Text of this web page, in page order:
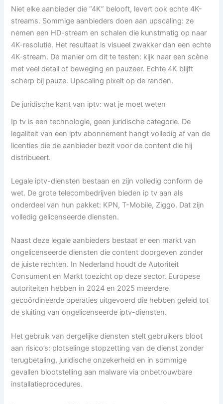
Niet elke aanbieder die “4K” belooft, levert ook echte 4K-
streams. Sommige aanbieders doen aan upscaling: ze
nemen een HD-stream en schalen die kunstmatig op naar
4K-resolutie. Het resultaat is visueel zwakker dan een echte
4K-stream. De manier om dit te testen: kijk naar een scène
met veel detail of beweging en pauzeer. Echte 4K blijft
scherp bij pauze. Upscaling pixelt op de randen.
De juridische kant van iptv: wat je moet weten
Ip tv is een technologie, geen juridische categorie. De
legaliteit van een iptv abonnement hangt volledig af van de
licenties die de aanbieder bezit voor de content die hij
distribueert.
Legale iptv-diensten bestaan en zijn volledig conform de
wet. De grote telecombedrijven bieden ip tv aan als
onderdeel van hun pakket: KPN, T-Mobile, Ziggo. Dat zijn
volledig gelicenseerde diensten.
Naast deze legale aanbieders bestaat er een markt van
ongelicenseerde diensten die content doorgeven zonder
de juiste rechten. In Nederland houdt de Autoriteit
Consument en Markt toezicht op deze sector. Europese
autoriteiten hebben in 2024 en 2025 meerdere
gecoördineerde operaties uitgevoerd die hebben geleid tot
de sluiting van ongelicenseerde iptv-diensten.
Het gebruik van dergelijke diensten stelt gebruikers bloot
aan risico’s: plotselinge stopzetting van de dienst zonder
terugbetaling, juridische onzekerheid en in sommige
gevallen blootstelling aan malware via onbetrouwbare
installatieprocedures.